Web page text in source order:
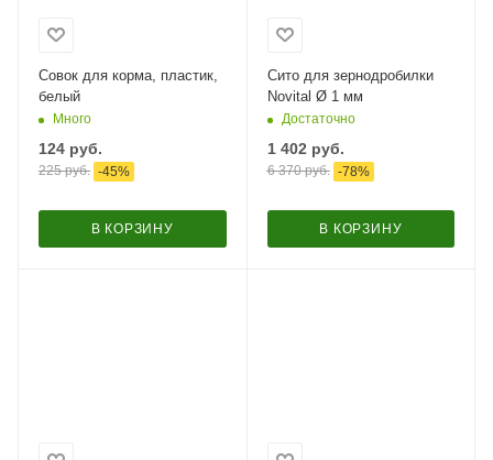
Совок для корма, пластик,
белый
Много
124 руб.
225руб. -45%
В КОРЗИНУ
Сито для зернодробилки
Novital Ø 1 мм
Достаточно
1 402 руб.
6 370руб. -78%
В КОРЗИНУ